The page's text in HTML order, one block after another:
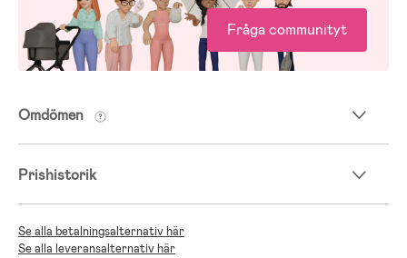
Fråga communityt
Omdömen
Prishistorik
Se alla betalningsalternativ här
Se alla leveransalternativ här